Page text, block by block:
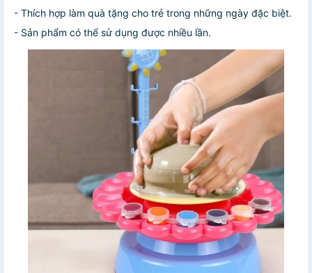
- Thích hợp làm quà tặng cho trẻ trong những ngày đặc biệt.
- Sản phẩm có thể sử dụng được nhiều lần.